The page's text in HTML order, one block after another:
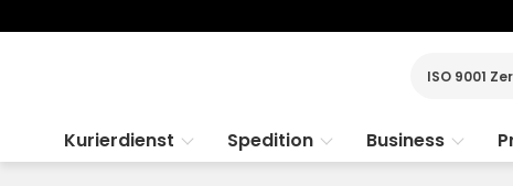
ISO 9001
Kurierdienst Spedition Business